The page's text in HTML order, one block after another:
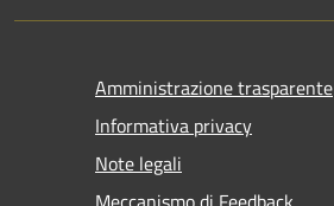
Amministrazione trasparente
Informativa privacy
Note legali